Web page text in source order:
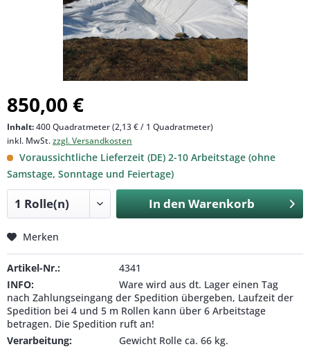
850,00 €
Inhalt:400 Quadratmeter (2,13 € / 1 Quadratmeter)
inkl. MwSt.zzgl. Versandkosten
Voraussichtliche Lieferzeit (DE) 2-10 Arbeitstage (ohne
Samstage, Sonntage und Feiertage)
In denWarenkorb
Merken
Artikel-Nr.:
4341
INFO:
Ware wird aus dt. Lager einen Tag
nach Zahlungseingang der Spedition übergeben, Laufzeit der
Spedition bei 4 und 5 m Rollen kann über 6 Arbeitstage
betragen. Die Spedition ruft an!
Verarbeitung:
Gewicht Rolle ca. 66 kg.